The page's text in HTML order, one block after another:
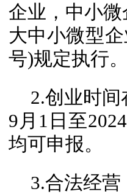
企业，中小
大中小微型
号)规定执行。
2.创业时间
9月1日至
均可申报。
3.合法经